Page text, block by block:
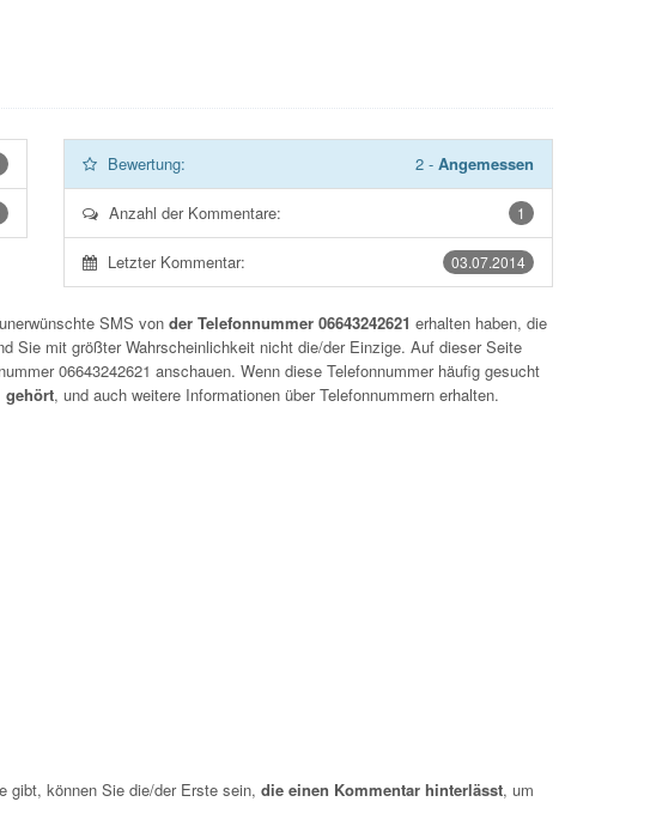
Bewertung: 2- Angemessen
1
Anzahl der Kommentare:
03.07.2014
Letzter Kommentar:
SMS von der Telefonnummer 06643242621 erhalten haben, die
Sie mit größter Wahrscheinlichkeit nicht die/der Einzige. Auf dieser Seite
06643242621 anschauen. Wenn diese Telefonnummer häufig gesucht
gehört, und auch weitere Informationen über Telefonnummern erhalten.
gibt, können Sie die/der Erste sein, die einen Kommentar hinterlässt, um